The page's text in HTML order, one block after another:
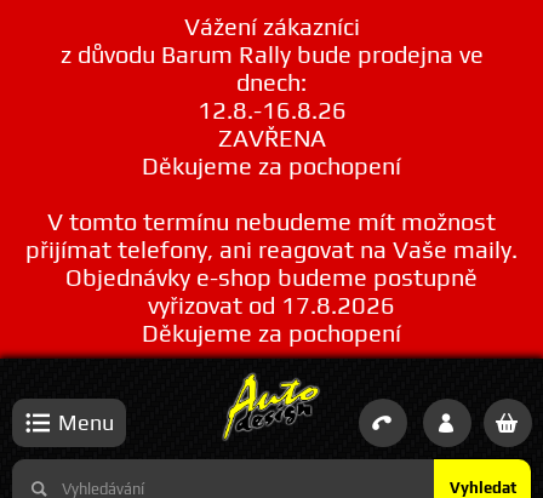
Vážení zákazníci
z důvodu Barum Rally bude prodejna ve
dnech:
12.8.-16.8.26
ZAVŘENA
Děkujeme za pochopení
V tomto termínu nebudeme mít možnost
přijímat telefony, ani reagovat na Vaše maily.
Objednávky e-shop budeme postupně
vyřizovat od 17.8.2026
Děkujeme za pochopení
Vyhledat
Menu